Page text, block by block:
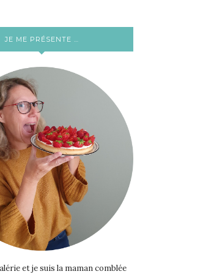
JE ME PRÉSENTE …
et je suis la maman comblée